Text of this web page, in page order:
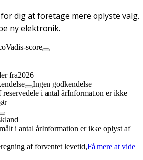
dig at foretage mere oplyste valg.
ny elektronik.
score
fra2026
Ingen godkendelse
i antal årInformation er ikke
i antal årInformation er ikke oplyst af
af forventet levetid,Få mere at vide